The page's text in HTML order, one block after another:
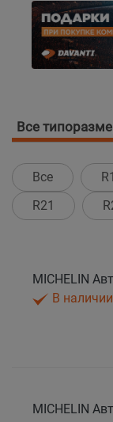
Все
Все
R21
В наличии